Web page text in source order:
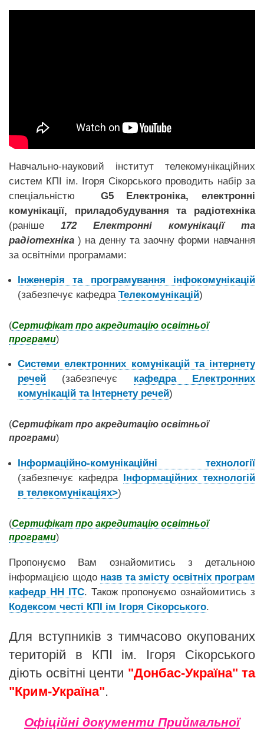
Навчально-науковий інститут телекомунікаційних
систем КПІ ім. Ігоря Сікорського проводить набір за
спеціальністю G5 Електроніка, електронні
комунікації, приладобудування та радіотехніка
(раніше 172 Електронні комунікації та
радіотехніка ) на денну та заочну форми навчання
за освітніми програмами:
Інженерія та програмування інфокомунікацій
(забезпечує кафедра Телекомунікацій)
(Сертифікат про акредитацію освітньої
програми)
Системи електронних комунікацій та інтернету
речей​ (забезпечує кафедра Електронних
комунікацій та Інтернету речей)
(Сертифікат про акредитацію освітньої
програми)
Інформаційно-комунікаційні технології
(забезпечує кафедра Інформаційних технологій
в телекомунікаціях>)
(Сертифікат про акредитацію освітньої
програми)
Пропонуємо Вам ознайомитись з детальною
інформацією щодо назв та змісту освітніх програм
кафедр НН ІТС. Також пропонуємо ознайомитись з
Кодексом честі КПІ ім Ігоря Сікорського.
Для вступників з тимчасово окупованих
територій в КПІ ім. Ігоря Сікорського
діють освітні центи "Донбас-Україна" та
"Крим-Україна".
Офіційні документи Приймальної